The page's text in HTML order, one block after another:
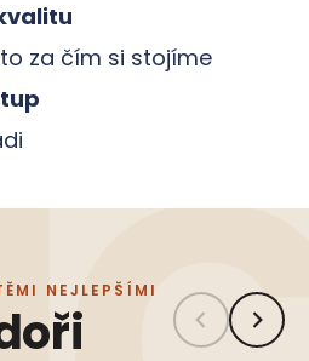
za čím si stojíme
NEJLEPŠÍMI